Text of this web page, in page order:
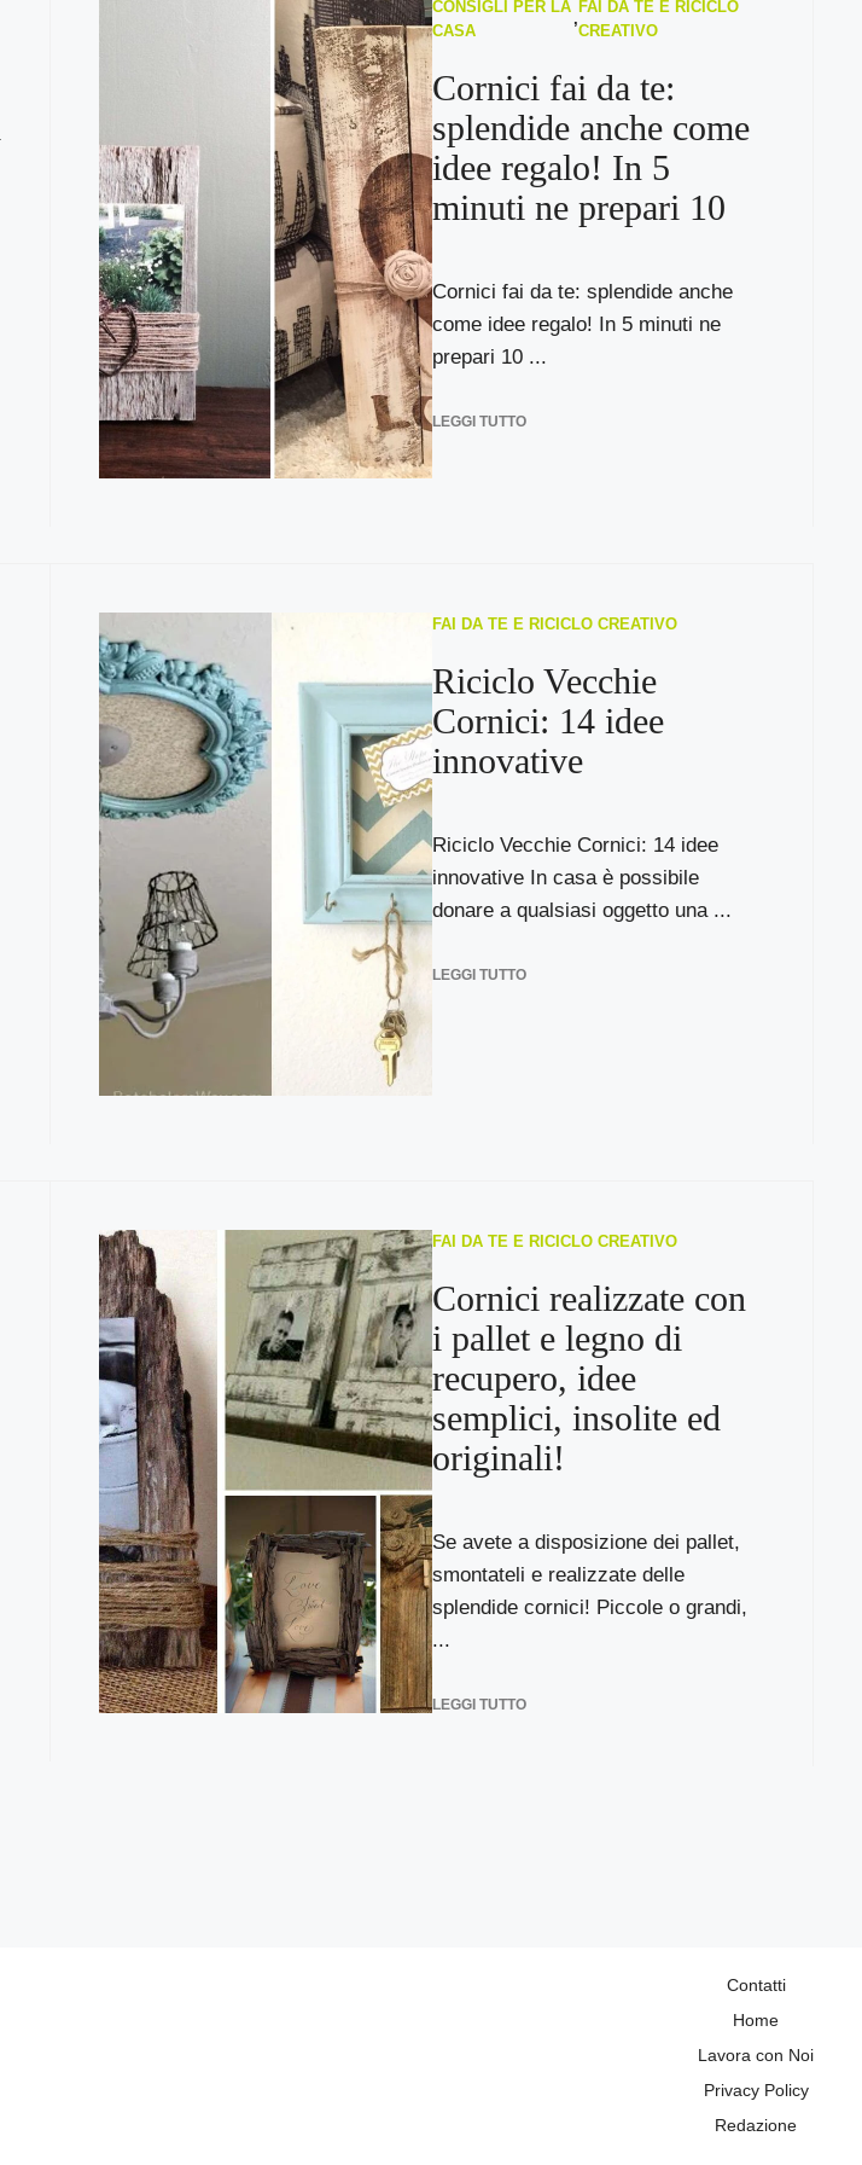
CONSIGLI PER LA
CASA
,
FAI DA TE E RICICLO
CREATIVO
Cornici fai da te:
splendide anche come
idee regalo! In 5
minuti ne prepari 10
Cornici fai da te: splendide anche
come idee regalo! In 5 minuti ne
prepari 10 ...
LEGGI TUTTO
FAI DA TE E RICICLO CREATIVO
Riciclo Vecchie
Cornici: 14 idee
innovative
Riciclo Vecchie Cornici: 14 idee
innovative In casa è possibile
donare a qualsiasi oggetto una ...
LEGGI TUTTO
FAI DA TE E RICICLO CREATIVO
Cornici realizzate con
i pallet e legno di
recupero, idee
semplici, insolite ed
originali!
Se avete a disposizione dei pallet,
smontateli e realizzate delle
splendide cornici! Piccole o grandi,
...
LEGGI TUTTO
Contatti
Home
Lavora con Noi
Privacy Policy
Redazione